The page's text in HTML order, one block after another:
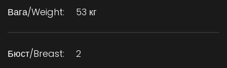
Вага/Weight: 53 кг
Бюст/Breast: 2